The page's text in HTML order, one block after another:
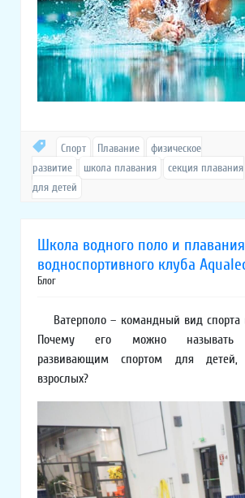
Спорт Плавание
физическое
развитие
школа плавания
секция плавания
для детей
Школа водного поло и плавания
водноспортивного клуба
Блог
Ватерполо – командный вид спорта
Почему его можно называть
развивающим спортом для детей,
взрослых?